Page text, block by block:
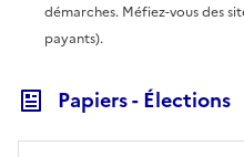
démarches. Méfiez-vous des
payants).
Papiers - Élections